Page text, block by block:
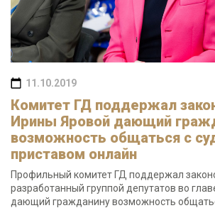
11.10.2019
Комитет ГД поддержал
Ирины Яровой дающий
возможность общаться с
приставом онлайн
Профильный комитет ГД поддержал
разработанный группой депутатов во
дающий гражданину возможность